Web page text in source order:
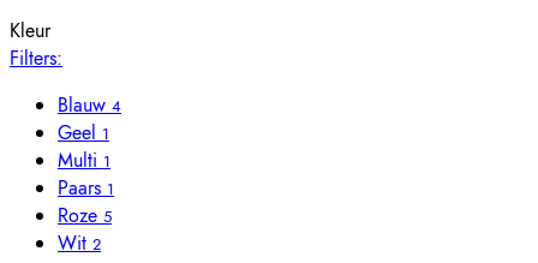
Kleur
Filters:
Blauw 4
Geel 1
Multi 1
Paars 1
Roze 5
Wit 2